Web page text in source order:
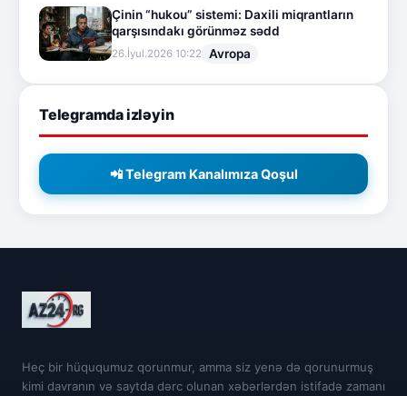
Çinin “hukou” sistemi: Daxili miqrantların
qarşısındakı görünməz sədd
26.İyul.2026 10:22 Avropa
Telegramda izləyin
📲 Telegram Kanalımıza Qoşul
Heç bir hüququmuz qorunmur, amma siz yenə də qorunurmuş
kimi davranın və saytda dərc olunan xəbərlərdən istifadə zamanı